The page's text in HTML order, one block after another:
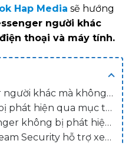
Hap Media sẽ hướng
người khác
thoại và máy tính.
khác mà không bị phát hiện
mục thông báo của điện thoại
phát hiện bằng cách tắt mạng
tin nhắn không bị phát hiện trên máy tính